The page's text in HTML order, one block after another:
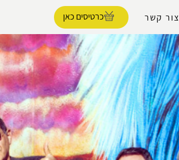
צור קשר כרטיסים כאן